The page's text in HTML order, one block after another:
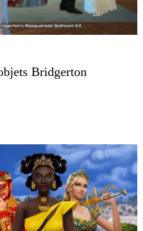
Bridgerton